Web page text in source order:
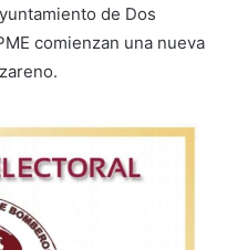
de Dos
comienzan una nueva